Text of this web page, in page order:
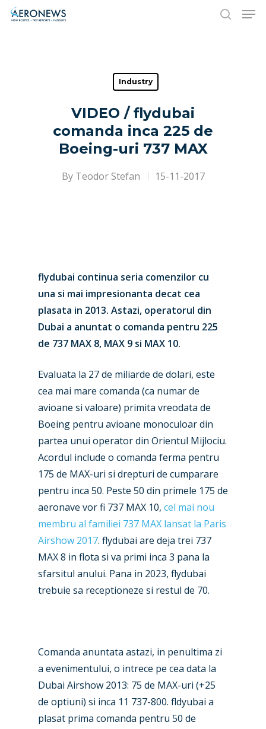
Hit enter to search or ESC to close
Industry
VIDEO / flydubai
comanda inca 225 de
Boeing-uri 737 MAX
By Teodor Stefan 15-11-2017
flydubai continua seria comenzilor cu
una si mai impresionanta decat cea
plasata in 2013. Astazi, operatorul din
Dubai a anuntat o comanda pentru 225
de 737 MAX 8, MAX 9 si MAX 10.
Evaluata la 27 de miliarde de dolari, este
cea mai mare comanda (ca numar de
avioane si valoare) primita vreodata de
Boeing pentru avioane monoculoar din
partea unui operator din Orientul Mijlociu.
Acordul include o comanda ferma pentru
175 de MAX-uri si drepturi de cumparare
pentru inca 50. Peste 50 din primele 175 de
aeronave vor fi 737 MAX 10, cel mai nou
membru al familiei 737 MAX lansat la Paris
Airshow 2017. flydubai are deja trei 737
MAX 8 in flota si va primi inca 3 pana la
sfarsitul anului. Pana in 2023, flydubai
trebuie sa receptioneze si restul de 70.
Comanda anuntata astazi, in penultima zi
a evenimentului, o intrece pe cea data la
Dubai Airshow 2013: 75 de MAX-uri (+25
de optiuni) si inca 11 737-800. fldyubai a
plasat prima comanda pentru 50 de